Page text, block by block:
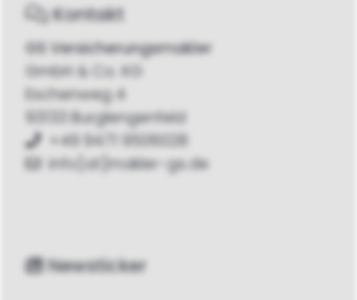
Kontakt
GS Versicherungsmakler
GmbH & Co. KG
Eschenweg 4
93133 Burglengenfeld
+49 9471 9506028
info[at]makler-gs.de
Newsticker